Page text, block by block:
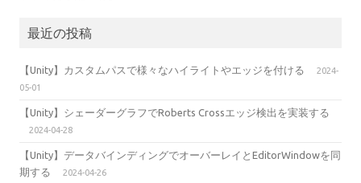
最近の投稿
【Unity】カスタムパスで様々なハイライトやエッジを付ける
2024-
05-01
【Unity】シェーダーグラフでRoberts Crossエッジ検出を実装する
2024-04-28
【Unity】データバインディングでオーバーレイとEditorWindowを同
期する
2024-04-26